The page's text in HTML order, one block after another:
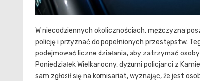
W niecodziennych okolicznościach, mężczyzna
policję i przyznać do popełnionych przestępstw.
podejmować liczne działania, aby zatrzymać
Poniedziałek Wielkanocny, dyżurni policjanci z
sam zgłosił się na komisariat, wyznając, że jest